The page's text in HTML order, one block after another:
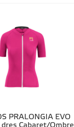
PRALONGIA EVO